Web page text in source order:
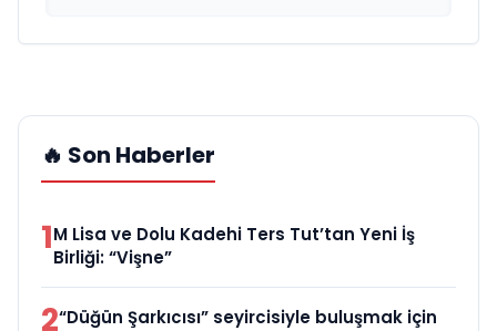
🔥 Son Haberler
1M Lisa ve Dolu Kadehi Ters Tut’tan Yeni İş
Birliği: “Vişne”
2“Düğün Şarkıcısı” seyircisiyle buluşmak için